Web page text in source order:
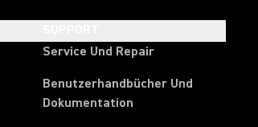
Service Und Repair
Benutzerhandbücher Und
Dokumentation